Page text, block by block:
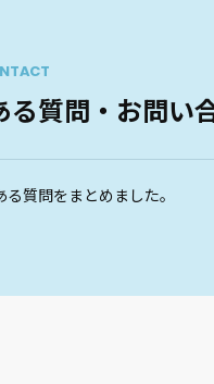
る質問・お問い
質問をまとめました。